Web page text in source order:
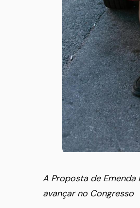
A Proposta de Emenda
avançar no Congresso